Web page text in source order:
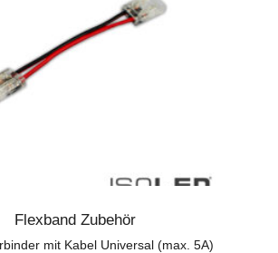
Flexband Zubehör
mit Kabel Universal (max. 5A)